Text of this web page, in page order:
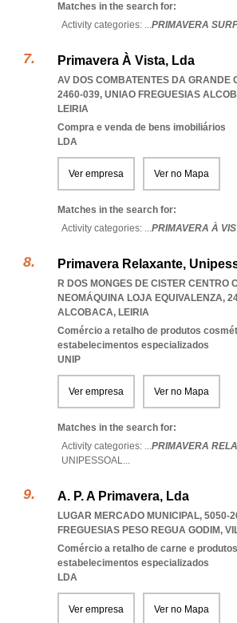
Matches in the search for:
Activity categories: ...PRIMAVERA
Primavera À Vista, Lda
AV DOS COMBATENTES DA GRANDE
2460-039, UNIAO FREGUESIAS
LEIRIA
Compra e venda de bens imobiliários
LDA
Ver empresa Ver no Mapa
Matches in the search for:
Activity categories: ...PRIMAVERA À
Primavera Relaxante,
R DOS MONGES DE CISTER CENTRO
NEOMÁQUINA LOJA EQUIVALENZA,
ALCOBACA, LEIRIA
Comércio a retalho de produtos
estabelecimentos especializados
UNIP
Ver empresa Ver no Mapa
Matches in the search for:
Activity categories: ...PRIMAVERA
UNIPESSOAL...
A. P. A Primavera, Lda
LUGAR MERCADO MUNICIPAL, 5050-
FREGUESIAS PESO REGUA GODIM,
Comércio a retalho de carne e
estabelecimentos especializados
LDA
Ver empresa Ver no Mapa